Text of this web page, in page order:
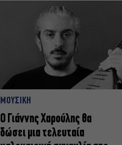
ΜΟΥΣΙΚΗ
Ο Γιάννης Χαρούλης θα
δώσει μια τελευταία